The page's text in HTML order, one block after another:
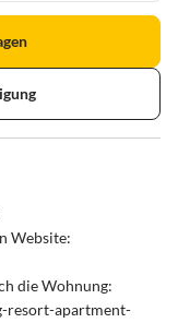
Website:
die Wohnung:
resort-apartment-